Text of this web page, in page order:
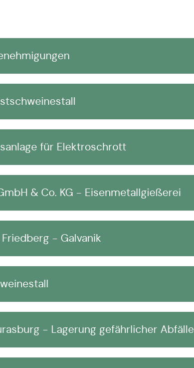
für Elektroschrott
& Co. KG - Eisenmetallgießerei
- Galvanik
- Lagerung gefährlicher Abfälle